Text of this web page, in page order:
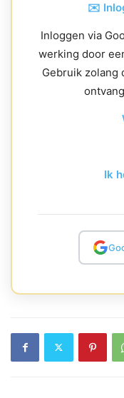
✉️
Inloggen via
werking door
Gebruik
Ik